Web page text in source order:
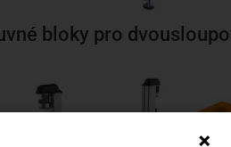
bloky pro